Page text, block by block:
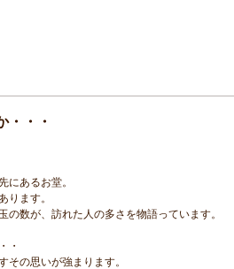
・・・
にあるお堂。
ります。
数が、訪れた人の多さを物語っています。
・
の思いが強まります。